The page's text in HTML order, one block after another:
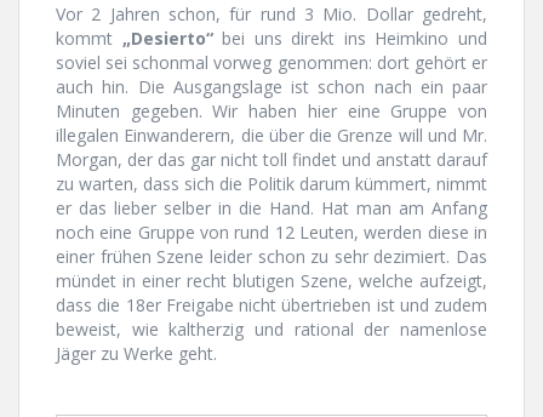
Vor 2 Jahren schon, für rund 3 Mio. Dollar gedreht,
kommt „Desierto“bei uns direkt ins Heimkino und
soviel sei schonmal vorweg genommen: dort gehört er
auch hin. Die Ausgangslage ist schon nach ein paar
Minuten gegeben. Wir haben hier eine Gruppe von
illegalen Einwanderern, die über die Grenze will und Mr.
Morgan, der das gar nicht toll findet und anstatt darauf
zu warten, dass sich die Politik darum kümmert, nimmt
er das lieber selber in die Hand. Hat man am Anfang
noch eine Gruppe von rund 12 Leuten, werden diese in
einer frühen Szene leider schon zu sehr dezimiert. Das
mündet in einer recht blutigen Szene, welche aufzeigt,
dass die 18er Freigabe nicht übertrieben ist und zudem
beweist, wie kaltherzig und rational der namenlose
Jäger zu Werke geht.